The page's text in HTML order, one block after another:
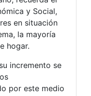
y Social,
en situación
la mayoría
hogar.
incremento se
por este medio